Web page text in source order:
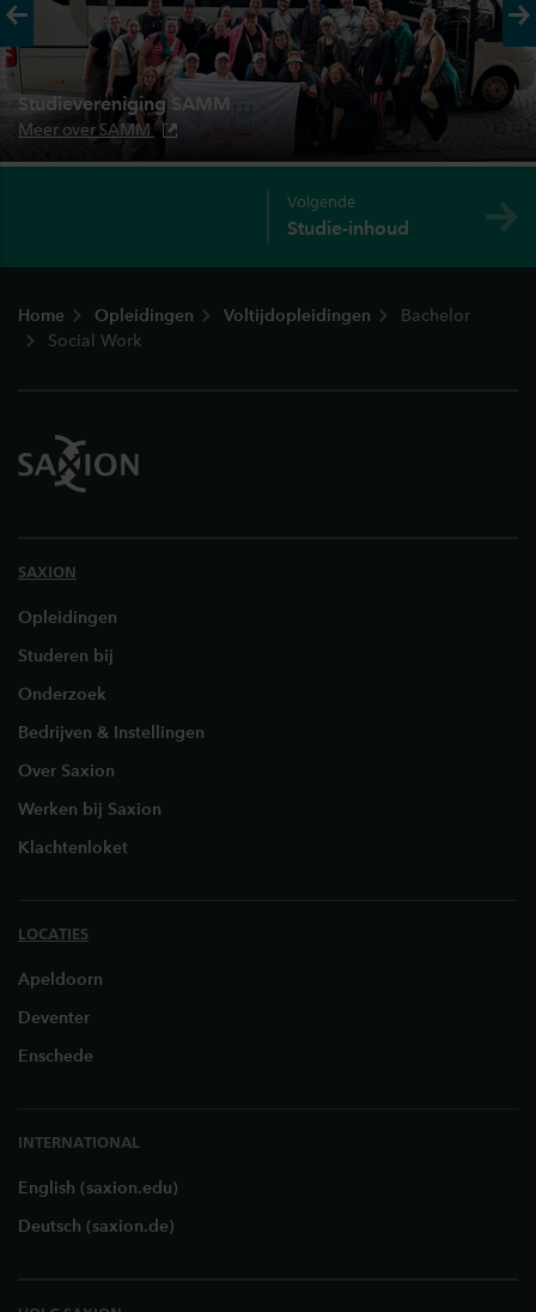
Vorige
Studievereniging SAMM
Meer over SAMM
Volgende
Studie-inhoud
Home Opleidingen Voltijdopleidingen
Bachelor
Social Work
SAXION
Opleidingen
Studeren bij
Onderzoek
Bedrijven & Instellingen
Over Saxion
Werken bij Saxion
Klachtenloket
LOCATIES
Apeldoorn
Deventer
Enschede
INTERNATIONAL
English (saxion.edu)
Deutsch (saxion.de)